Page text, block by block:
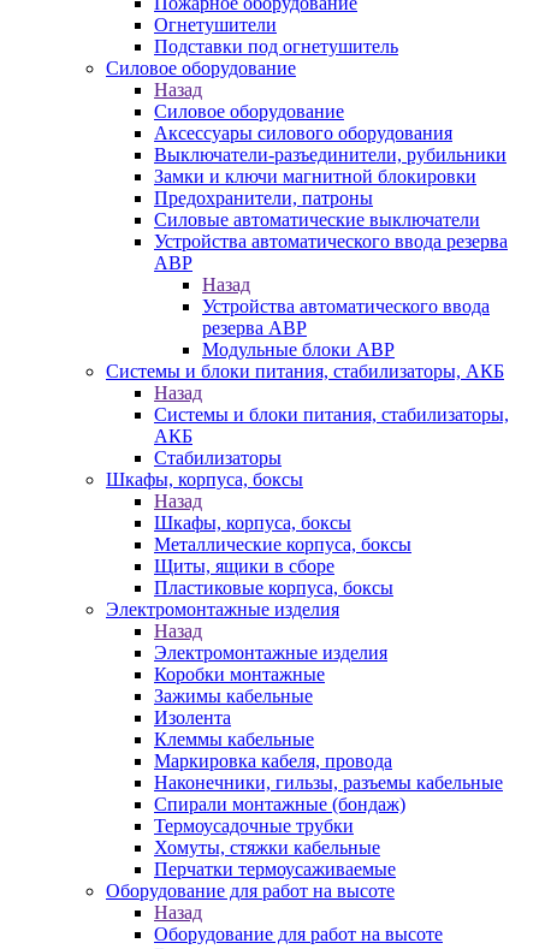
Огнетушители
Подставки под огнетушитель
Силовое оборудование
Назад
Силовое оборудование
Аксессуары силового оборудования
Выключатели-разъединители, рубильники
Замки и ключи магнитной блокировки
Предохранители, патроны
Силовые автоматические выключатели
Устройства автоматического ввода резерва
АВР
Назад
Устройства автоматического ввода
резерва АВР
Модульные блоки АВР
Системы и блоки питания, стабилизаторы, АКБ
Назад
Системы и блоки питания, стабилизаторы,
АКБ
Стабилизаторы
Шкафы, корпуса, боксы
Назад
Шкафы, корпуса, боксы
Металлические корпуса, боксы
Щиты, ящики в сборе
Пластиковые корпуса, боксы
Электромонтажные изделия
Назад
Электромонтажные изделия
Коробки монтажные
Зажимы кабельные
Изолента
Клеммы кабельные
Маркировка кабеля, провода
Наконечники, гильзы, разъемы кабельные
Спирали монтажные (бондаж)
Термоусадочные трубки
Хомуты, стяжки кабельные
Перчатки термоусаживаемые
Оборудование для работ на высоте
Назад
Оборудование для работ на высоте